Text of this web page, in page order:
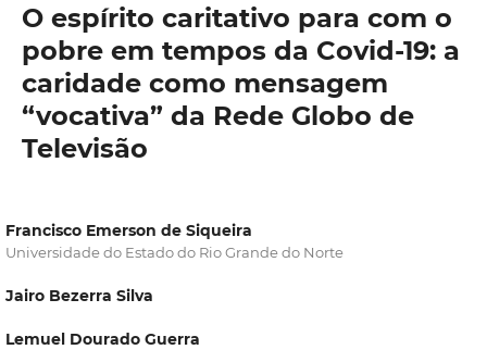
O espírito caritativo para com o
pobre em tempos da Covid-19: a
caridade como mensagem
“vocativa” da Rede Globo de
Televisão
Francisco Emerson de Siqueira
Universidade do Estado do Rio Grande do Norte
Jairo Bezerra Silva
Lemuel Dourado Guerra